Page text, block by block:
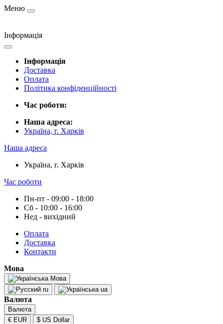
Меню
Інформація
Інформація
Доставка
Оплата
Політика конфіденційності
Час роботи:
Наша адреса:
Україна, г. Харків
Наша адреса
Україна, г. Харків
Час роботи
Пн-пт - 09:00 - 18:00
Сб - 10:00 - 16:00
Нед - вихідний
Оплата
Доставка
Контакти
Мова
Мова
ru
ua
Валюта
Валюта
€ EUR
$ US Dollar